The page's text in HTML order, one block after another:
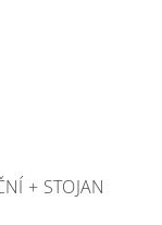
+ STOJAN